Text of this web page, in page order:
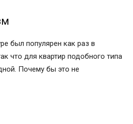
был популярен как раз в
что для квартир подобного типа
Почему бы это не